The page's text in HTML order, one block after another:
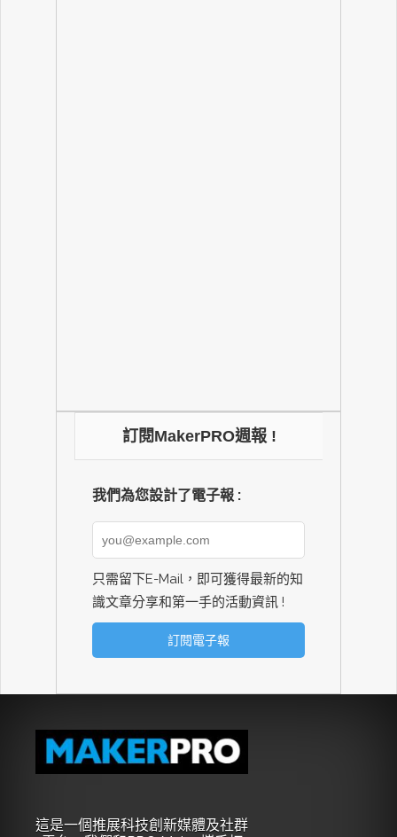
訂閱MakerPRO週報 !
我們為您設計了電子報 :
只需留下E-Mail，即可獲得最新的知
識文章分享和第一手的活動資訊 !
這是一個推展科技創新媒體及社群